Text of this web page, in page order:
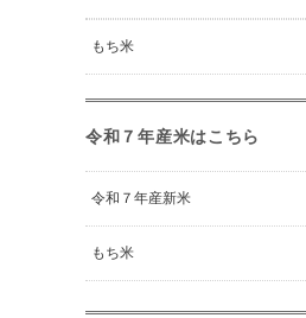
もち米
令和７年産米はこちら
令和７年産新米
もち米